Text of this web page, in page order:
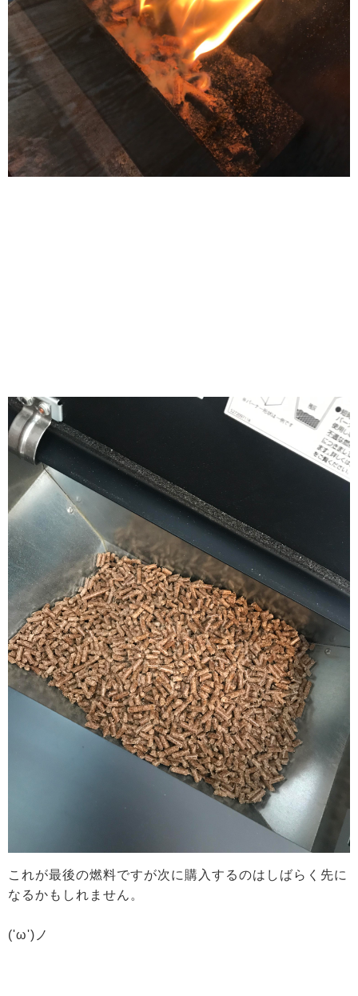
これが最後の燃料ですが次に購入するのはしばらく先に
なるかもしれません。
('ω')ノ